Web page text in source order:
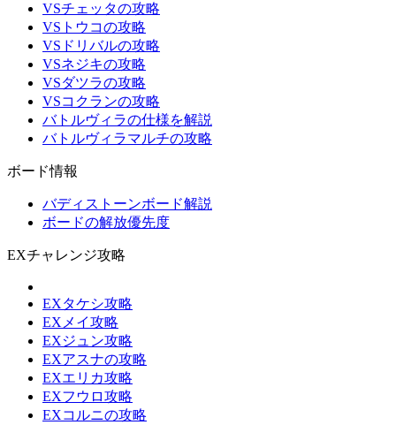
VSチェッタの攻略
VSトウコの攻略
VSドリバルの攻略
VSネジキの攻略
VSダツラの攻略
VSコクランの攻略
バトルヴィラの仕様を解説
バトルヴィラマルチの攻略
ボード情報
バディストーンボード解説
ボードの解放優先度
EXチャレンジ攻略
EXタケシ攻略
EXメイ攻略
EXジュン攻略
EXアスナの攻略
EXエリカ攻略
EXフウロ攻略
EXコルニの攻略